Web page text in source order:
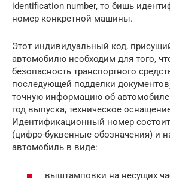
identification number, то бишь
номер конкретной машины.
Этот индивидуальный код,
автомобилю необходим для того,
безопасность транспортного
последующей подделки
точную информацию об автомобиле
год выпуска, техническое
Идентификационный номер
(цифро-буквенные обозначения) и
автомобиль в виде:
выштамповки на несущих